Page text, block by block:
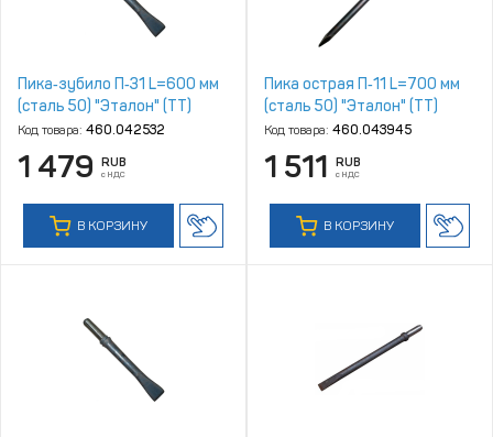
Пика‑зубило П‑31 L=600 мм
(сталь 50) "Эталон" (ТТ)
Код товара: 460.042532
1 479 RUB
с НДС
В КОРЗИНУ
Пика острая П‑11 L=700 мм
(сталь 50) "Эталон" (ТТ)
Код товара: 460.043945
1 511 RUB
с НДС
В КОРЗИНУ